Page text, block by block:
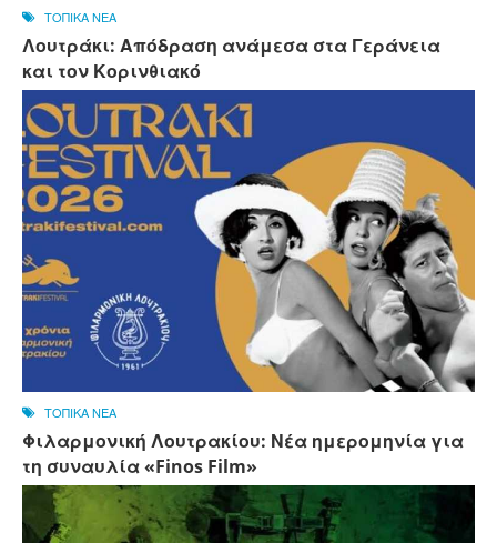
ΤΟΠΙΚΑ ΝΕΑ
Λουτράκι: Απόδραση ανάμεσα στα Γεράνεια
και τον Κορινθιακό
ΤΟΠΙΚΑ ΝΕΑ
Φιλαρμονική Λουτρακίου: Νέα ημερομηνία για
τη συναυλία «Finos Film»